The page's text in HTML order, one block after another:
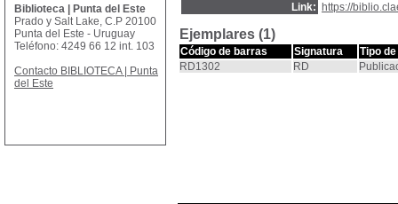
Link:
https://
Ejemplares (1)
Código de barras Signatura
Tipo
RD1302
RD
Biblioteca | Punta del Este
Prado y Salt Lake, C.P 20100
Punta del Este - Uruguay
Teléfono: 4249 66 12 int. 103
Contacto BIBLIOTECA | Punta
del Este